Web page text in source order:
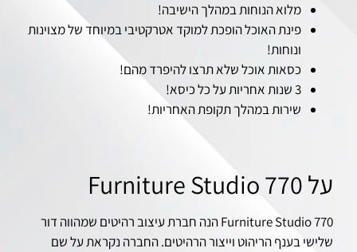
מלוא הנוחות במהלך הישיבה!
פינת האוכל הופכת למוקד אטרקטיבי במיוחד של מצוינות
ונוחות!
כסאות אוכל שלא תרצו להיפרד מהם!
3 שנות אחריות על כל כיסא!
שירות במהלך תקופת האחריות!
על Furniture Studio 770
Furniture Studio 770 הנה חברת עיצוב רהיטים שמהווה דור
שלישי בענף הריהוט וייצור הרהיטים. החברה נקראת על שם